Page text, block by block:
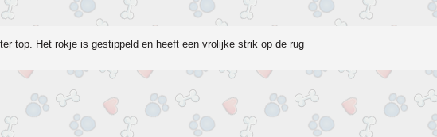
top. Het rokje is gestippeld en heeft een vrolijke strik op de rug